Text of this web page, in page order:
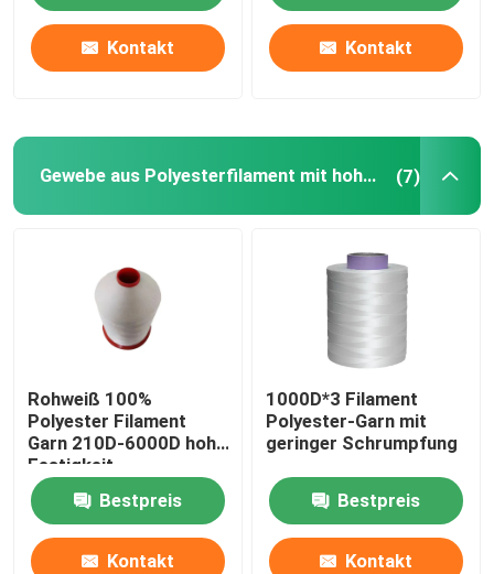
Kontakt Kontakt
Gewebe aus Polyesterfilament mit hoher Festigkeit (7)
Rohweiß 100%
Polyester Filament
Garn 210D-6000D hohe
Festigkeit
Bestpreis
Kontakt
1000D*3 Filament
Polyester-Garn mit
geringer Schrumpfung
Bestpreis
Kontakt